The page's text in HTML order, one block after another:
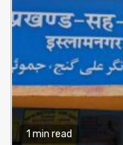
1 min read